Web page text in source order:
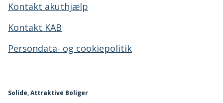
Kontakt akuthjælp
Kontakt KAB
Persondata- og cookiepolitik
Solide, Attraktive Boliger